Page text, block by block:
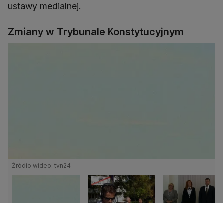
ustawy medialnej.
Zmiany w Trybunale Konstytucyjnym
Źródło wideo: tvn24